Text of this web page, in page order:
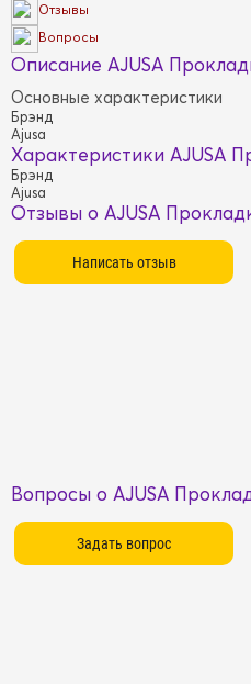
Отзывы
Вопросы
Описание AJUSA
Основные характеристики
Брэнд
Ajusa
Характеристики AJUSA
Брэнд
Ajusa
Отзывы о AJUSA
Вопросы о AJUSA